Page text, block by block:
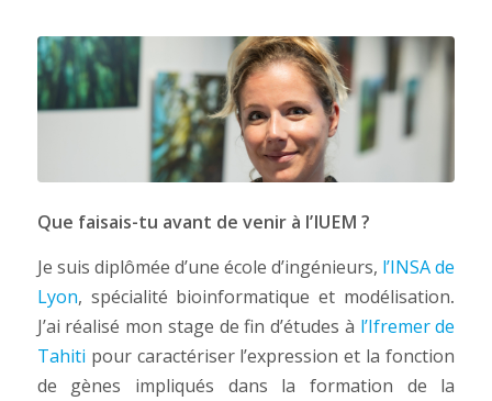
Que faisais-tu avant de venir à l’IUEM ?
Je suis diplômée d’une école d’ingénieurs, l’INSA de
Lyon, spécialité bioinformatique et modélisation.
J’ai réalisé mon stage de fin d’études à l’Ifremer de
Tahitipour caractériser l’expression et la fonction
de gènes impliqués dans la formation de la